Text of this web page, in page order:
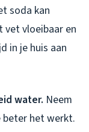
soda kan
vet vloeibaar en
in je huis aan
water. Neem
beter het werkt.